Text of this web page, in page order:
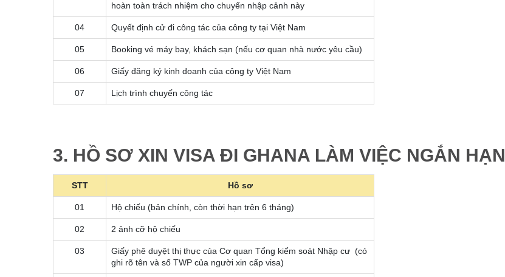
hoàn toàn trách nhiệm cho chuyến nhập cảnh này
04 Quyết định cử đi công tác của công ty tại Việt Nam
05 Booking vé máy bay, khách sạn (nếu cơ quan nhà nước yêu cầu)
06 Giấy đăng ký kinh doanh của công ty Việt Nam
07 Lịch trình chuyến công tác
3. HỒ SƠ XIN VISA ĐI GHANA LÀM VIỆC NGẮN HẠN
STT Hồ sơ
01 Hộ chiếu (bản chính, còn thời hạn trên 6 tháng)
02 2 ảnh cỡ hộ chiếu
03
Giấy phê duyệt thị thực của Cơ quan Tổng kiểm soát Nhập cư (có
ghi rõ tên và số TWP của người xin cấp visa)